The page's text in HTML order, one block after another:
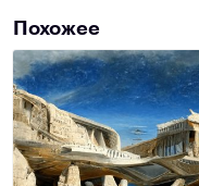
Похожее